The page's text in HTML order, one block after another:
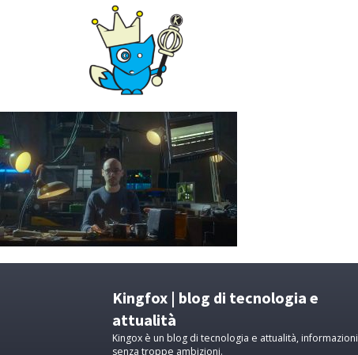
Kingfox | blog di tecnologia e
attualità
Kingox è un blog di tecnologia e attualità, informazioni
senza troppe ambizioni.